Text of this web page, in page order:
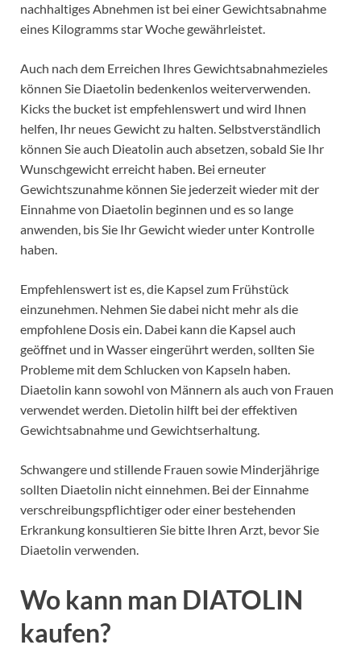
nachhaltiges Abnehmen ist bei einer Gewichtsabnahme
eines Kilogramms star Woche gewährleistet.
Auch nach dem Erreichen Ihres Gewichtsabnahmezieles
können Sie Diaetolin bedenkenlos weiterverwenden.
Kicks the bucket ist empfehlenswert und wird Ihnen
helfen, Ihr neues Gewicht zu halten. Selbstverständlich
können Sie auch Dieatolin auch absetzen, sobald Sie Ihr
Wunschgewicht erreicht haben. Bei erneuter
Gewichtszunahme können Sie jederzeit wieder mit der
Einnahme von Diaetolin beginnen und es so lange
anwenden, bis Sie Ihr Gewicht wieder unter Kontrolle
haben.
Empfehlenswert ist es, die Kapsel zum Frühstück
einzunehmen. Nehmen Sie dabei nicht mehr als die
empfohlene Dosis ein. Dabei kann die Kapsel auch
geöffnet und in Wasser eingerührt werden, sollten Sie
Probleme mit dem Schlucken von Kapseln haben.
Diaetolin kann sowohl von Männern als auch von Frauen
verwendet werden. Dietolin hilft bei der effektiven
Gewichtsabnahme und Gewichtserhaltung.
Schwangere und stillende Frauen sowie Minderjährige
sollten Diaetolin nicht einnehmen. Bei der Einnahme
verschreibungspflichtiger oder einer bestehenden
Erkrankung konsultieren Sie bitte Ihren Arzt, bevor Sie
Diaetolin verwenden.
Wo kann man DIATOLIN
kaufen?